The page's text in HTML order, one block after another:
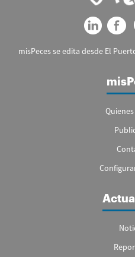
misPeces se edita desde El